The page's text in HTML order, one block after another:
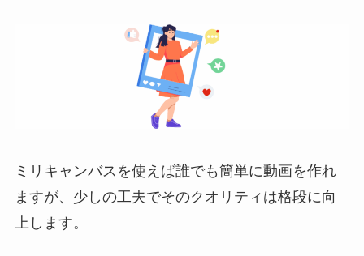
ミリキャンバスを使えば誰でも簡単に動画を作れ
ますが、少しの工夫でそのクオリティは格段に向
上します。